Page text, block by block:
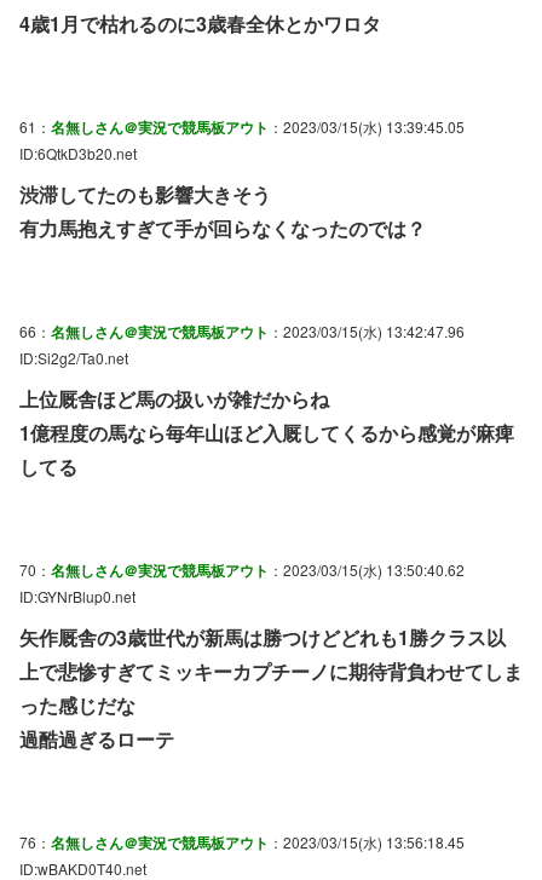
4歳1月で枯れるのに3歳春全休とかワロタ
61： 名無しさん＠実況で競馬板アウト ：2023/03/15(水) 13:39:45.05
ID:6QtkD3b20.net
渋滞してたのも影響大きそう
有力馬抱えすぎて手が回らなくなったのでは？
66： 名無しさん＠実況で競馬板アウト ：2023/03/15(水) 13:42:47.96
ID:Si2g2/Ta0.net
上位厩舎ほど馬の扱いが雑だからね
1億程度の馬なら毎年山ほど入厩してくるから感覚が麻痺
してる
70： 名無しさん＠実況で競馬板アウト ：2023/03/15(水) 13:50:40.62
ID:GYNrBlup0.net
矢作厩舎の3歳世代が新馬は勝つけどどれも1勝クラス以
上で悲惨すぎてミッキーカプチーノに期待背負わせてしま
った感じだな
過酷過ぎるローテ
76： 名無しさん＠実況で競馬板アウト ：2023/03/15(水) 13:56:18.45
ID:wBAKD0T40.net